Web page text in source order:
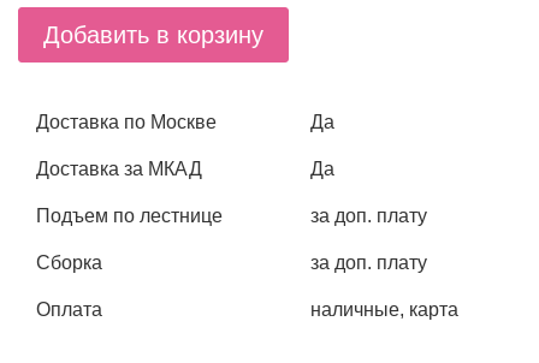
Добавить в корзину
Доставка по Москве Да
Доставка за МКАД Да
Подъем по лестнице за доп. плату
Сборка за доп. плату
Оплата наличные, карта